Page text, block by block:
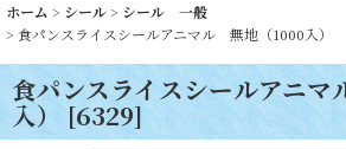
ホーム > シール> シール 一般
> 食パンスライスシールアニマル 無地（1000入）
食パンスライスシールアニ
入） [6329]